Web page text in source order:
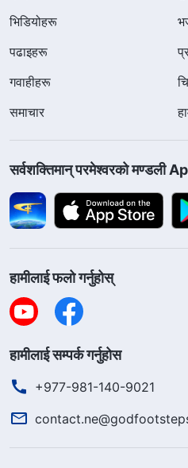
भिडियोहरू
पढाइहरू
गवाहीहरू
समाचार
सर्वशक्तिमान्‌ परमेश्‍वरको मण्डली
हामीलाई फलो गर्नुहोस्
हामीलाई सम्पर्क गर्नुहोस
+977-981-140-9021